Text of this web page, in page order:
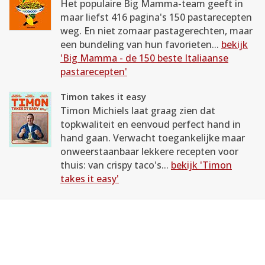
Het populaire Big Mamma-team geeft in
maar liefst 416 pagina's 150 pastarecepten
weg. En niet zomaar pastagerechten, maar
een bundeling van hun favorieten... bekijk
'Big Mamma - de 150 beste Italiaanse
pastarecepten'
Timon takes it easy
Timon Michiels laat graag zien dat
topkwaliteit en eenvoud perfect hand in
hand gaan. Verwacht toegankelijke maar
onweerstaanbaar lekkere recepten voor
thuis: van crispy taco's... bekijk 'Timon
takes it easy'